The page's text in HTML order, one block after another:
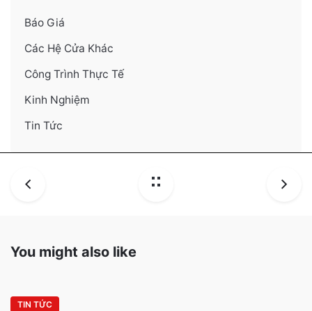
Báo Giá
Các Hệ Cửa Khác
Công Trình Thực Tế
Kinh Nghiệm
Tin Tức
You might also like
TIN TỨC